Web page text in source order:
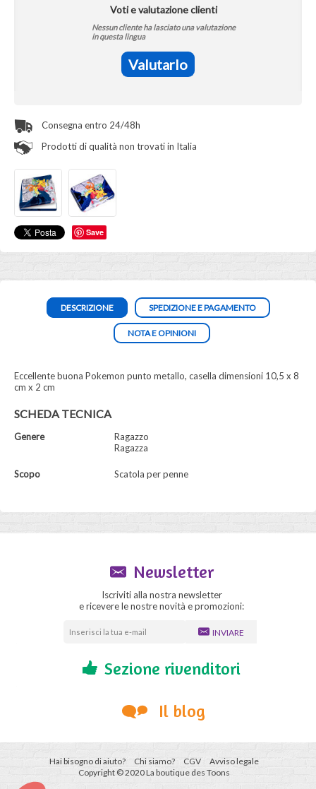
Save
Voti e valutazione clienti
Nessun cliente ha lasciato una valutazione
in questa lingua
Valutarlo
Consegna entro 24/48h
Prodotti di qualità non trovati in Italia
DESCRIZIONE SPEDIZIONE E PAGAMENTO
NOTA E OPINIONI
Eccellente buona Pokemon punto metallo, casella dimensioni 10,5 x 8
cm x 2 cm
SCHEDA TECNICA
Genere
Ragazzo
Ragazza
Scopo Scatola per penne
Newsletter
Iscriviti alla nostra newsletter
e ricevere le nostre novità e promozioni:
INVIARE
Sezione rivenditori
Il blog
Hai bisogno di aiuto? Chi siamo? CGV
Avviso legale
Copyright © 2020 La boutique des Toons